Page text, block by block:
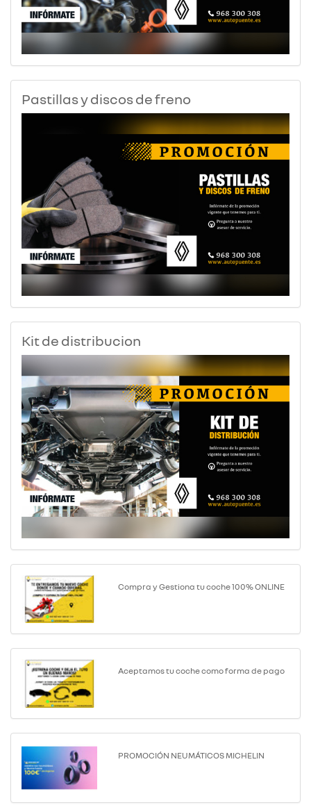
Pastillas y discos de freno
Kit de distribucion
Compra y Gestiona tu coche 100% ONLINE
Aceptamos tu coche como forma de pago
PROMOCIÓN NEUMÁTICOS MICHELIN